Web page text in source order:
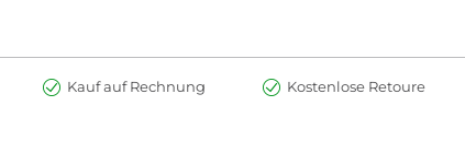
Kauf auf Rechnung Kostenlose Retoure